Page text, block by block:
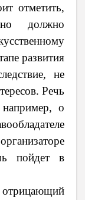
отметить,
должно
развития
не
Речь
о
пойдет в